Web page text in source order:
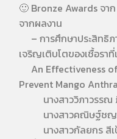
🙂 Bronze Awards จา
จากผลงาน
– การศึกษาประสิทธิ
เจริญเติบโตของเชื้อรา
An Effectiveness
Prevent Mango
นางสาววิภาวรรณ
นางสาวคณิษฐ์ชญ
นางสาวกัลยกร สีเ